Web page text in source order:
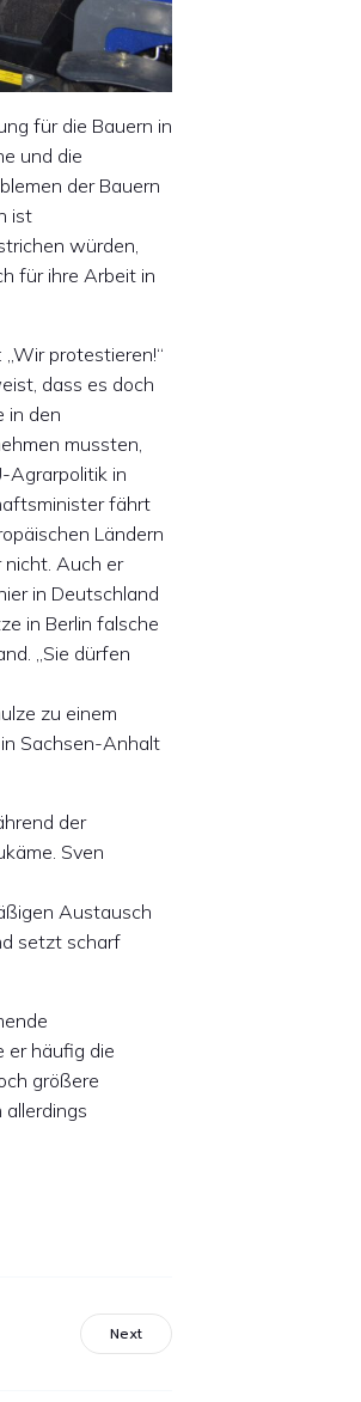
für die Bauern in
und die
der Bauern
ist
würden,
für ihre Arbeit in
protestieren!“
dass es doch
in den
mussten,
Agrarpolitik in
fährt
Ländern
Auch er
in Deutschland
in Berlin falsche
„Sie dürfen
zu einem
Sachsen-Anhalt
der
Sven
Austausch
setzt scharf
er häufig die
größere
Next